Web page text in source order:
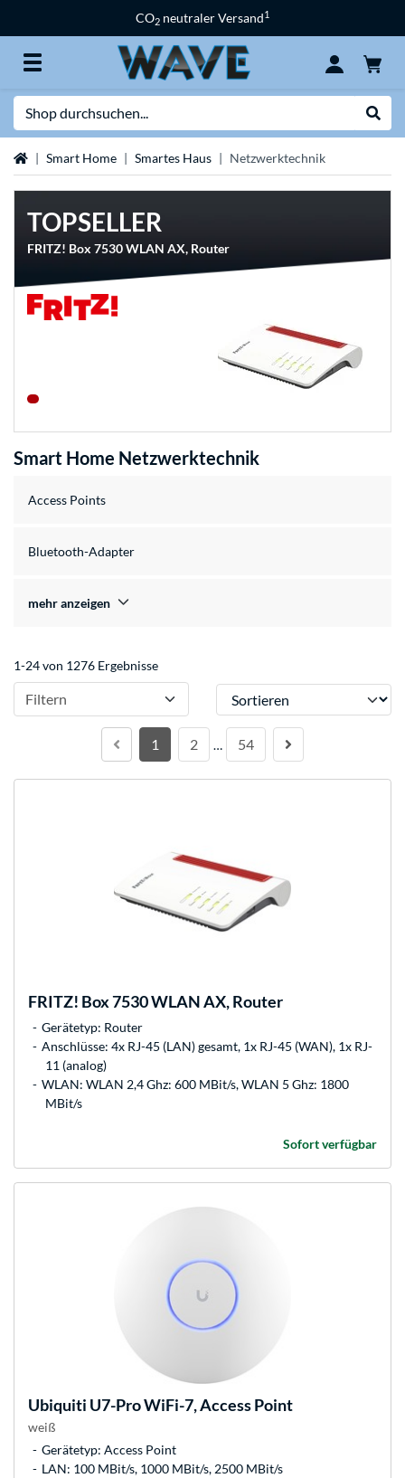
CO2 neutraler Versand1
StartseiteSmart Home Smartes Haus Netzwerktechnik
TOPSELLER
FRITZ! Box 7530 WLAN AX, Router
Smart Home Netzwerktechnik
Access Points
Bluetooth-Adapter
mehr anzeigen
1-24 von 1276 Ergebnisse
Filtern Sortieren
1 2 … 54
FRITZ! Box 7530 WLAN AX, Router
Gerätetyp: Router
Anschlüsse: 4x RJ-45 (LAN) gesamt, 1x RJ-45 (WAN), 1x RJ-
11 (analog)
WLAN: WLAN 2,4 Ghz: 600 MBit/s, WLAN 5 Ghz: 1800
MBit/s
Sofort verfügbar
Ubiquiti U7-Pro WiFi-7, Access Point
weiß
Gerätetyp: Access Point
LAN: 100 MBit/s, 1000 MBit/s, 2500 MBit/s